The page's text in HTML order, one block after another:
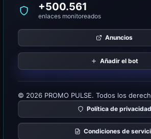
+500.561
enlaces monitoreados
Anuncios
Añadir el bot
© 2026 PROMO PULSE. Todos los
Política de privacidad
Condiciones de